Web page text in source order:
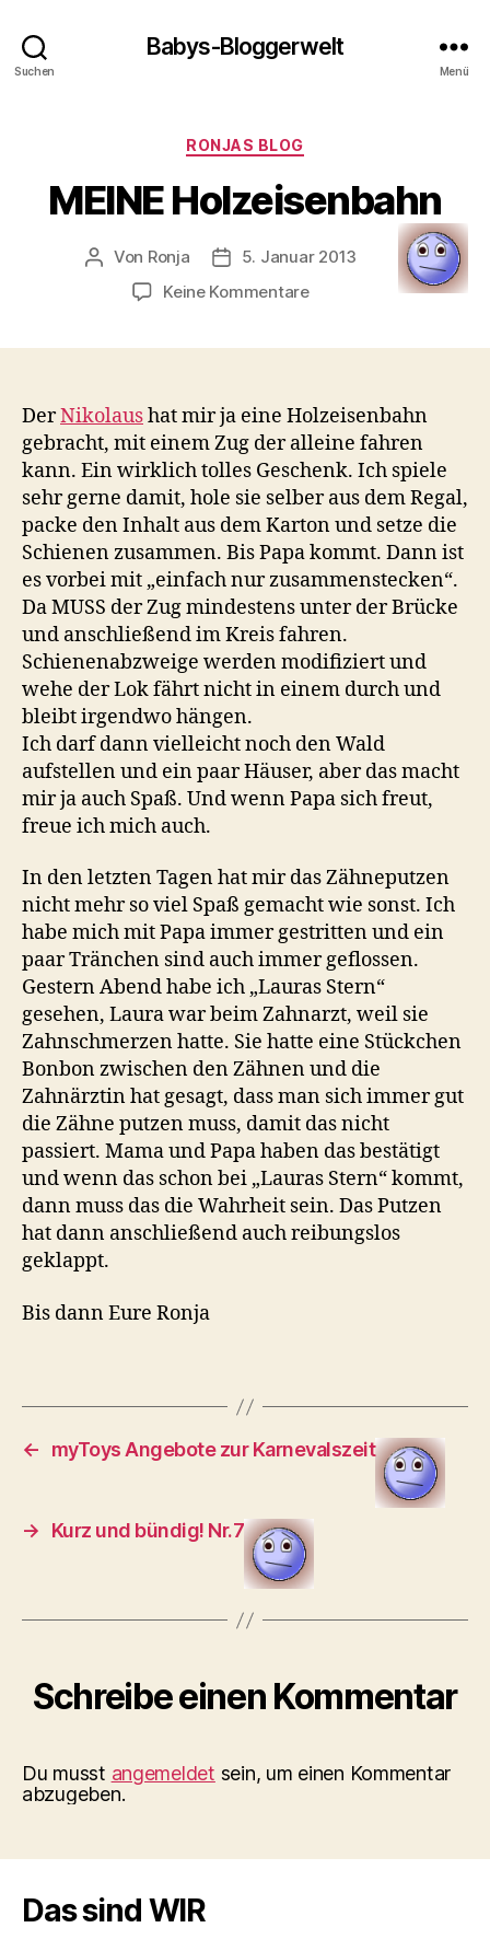
Suchen
Babys-Bloggerwelt
Menü
Kategorien
RONJAS BLOG
MEINE Holzeisenbahn
Beitragsautor
Von Ronja Veröffentlichungsdatum
5. Januar 2013
Keine Kommentarezu
DerNikolaushat mir ja eine Holzeisenbahn
gebracht, mit einem Zug der alleine fahren
kann. Ein wirklich tolles Geschenk. Ich spiele
sehr gerne damit, hole sie selber aus dem Regal,
packe den Inhalt aus dem Karton und setze die
Schienen zusammen. Bis Papa kommt. Dann ist
es vorbei mit „einfach nur zusammenstecken“.
Da MUSS der Zug mindestens unter der Brücke
und anschließend im Kreis fahren.
Schienenabzweige werden modifiziert und
wehe der Lok fährt nicht in einem durch und
bleibt irgendwo hängen.
Ich darf dann vielleicht noch den Wald
aufstellen und ein paar Häuser, aber das macht
mir ja auch Spaß. Und wenn Papa sich freut,
freue ich mich auch.
In den letzten Tagen hat mir das Zähneputzen
nicht mehr so viel Spaß gemacht wie sonst. Ich
habe mich mit Papa immer gestritten und ein
paar Tränchen sind auch immer geflossen.
Gestern Abend habe ich „Lauras Stern“
gesehen, Laura war beim Zahnarzt, weil sie
Zahnschmerzen hatte. Sie hatte eine Stückchen
Bonbon zwischen den Zähnen und die
Zahnärztin hat gesagt, dass man sich immer gut
die Zähne putzen muss, damit das nicht
passiert. Mama und Papa haben das bestätigt
und wenn das schon bei „Lauras Stern“ kommt,
dann muss das die Wahrheit sein. Das Putzen
hat dann anschließend auch reibungslos
geklappt.
Bis dann Eure Ronja
← myToys Angebote zur Karnevalszeit
→ Kurz und bündig! Nr.7
Schreibe einen Kommentar
Du musst angemeldet sein, um einen Kommentar
abzugeben.
Das sind WIR